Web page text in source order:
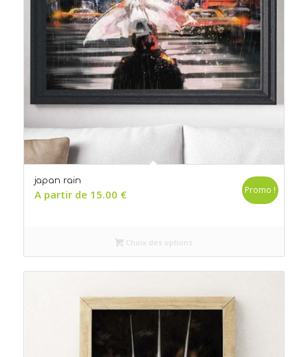
japan rain
A partir de 15.00 € Promo !
Choix des options